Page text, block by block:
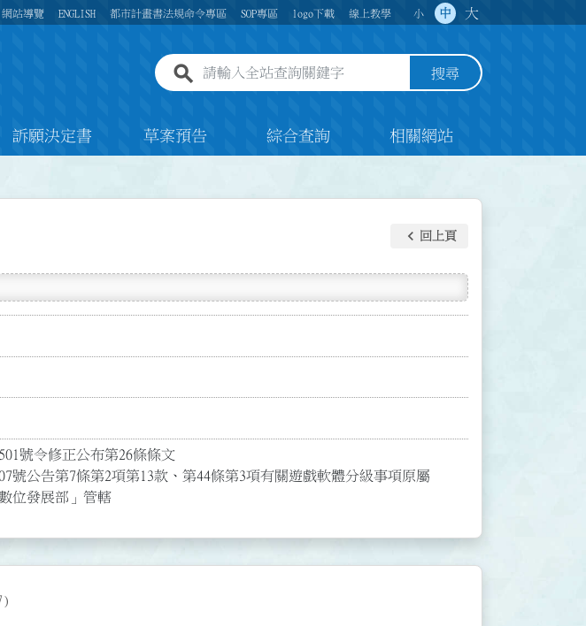
網站導覽 ENGLISH 都市計畫書法規命令專區 SOP專區 logo下載 線上教學 小 中 大
全站查詢關鍵字欄位 搜尋
訴願決定書 草案預告 綜合查詢 相關網站
keyboard_arrow_left 回上頁
號令修正公布第26條條文
號公告第7條第2項第13款、第44條第3項有關遊戲軟體分級事項原屬
位發展部」管轄